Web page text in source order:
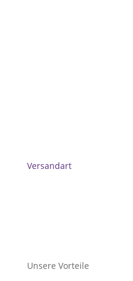
Versandart
Unsere Vorteile